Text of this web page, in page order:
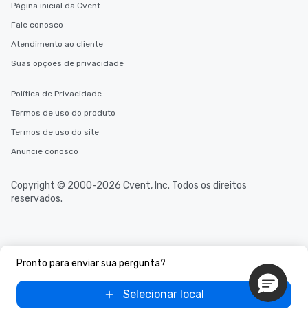
Pronto para enviar sua pergunta?
Selecionar local
Página inicial da Cvent
Fale conosco
Atendimento ao cliente
Suas opções de privacidade
Política de Privacidade
Termos de uso do produto
Termos de uso do site
Anuncie conosco
Copyright © 2000-2026 Cvent, Inc. Todos os direitos
reservados.